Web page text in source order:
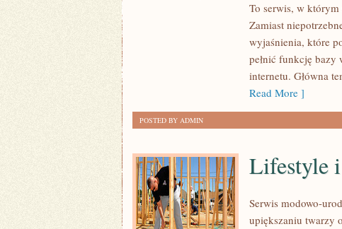
TEMACIE
To serwis, w którym
Zamiast
wyjaśnienia, które
pełnić funkcję
internetu. Główna
Read More ]
POSTED BY ADMIN
Lifestyle
Serwis modowo-
upiększaniu twarzy